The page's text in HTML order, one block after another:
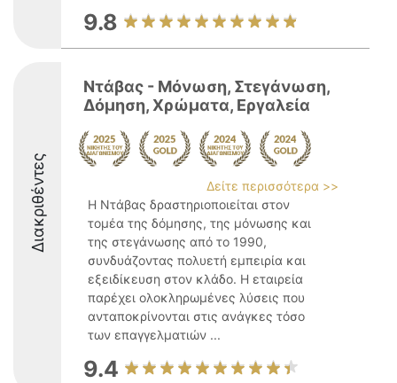
9.8
Διακριθέντες
Ντάβας - Μόνωση, Στεγάνωση,
Δόμηση, Χρώματα, Εργαλεία
Δείτε περισσότερα >>
Η Ντάβας δραστηριοποιείται στον
τομέα της δόμησης, της μόνωσης και
της στεγάνωσης από το 1990,
συνδυάζοντας πολυετή εμπειρία και
εξειδίκευση στον κλάδο. Η εταιρεία
παρέχει ολοκληρωμένες λύσεις που
ανταποκρίνονται στις ανάγκες τόσο
των επαγγελματιών ...
9.4